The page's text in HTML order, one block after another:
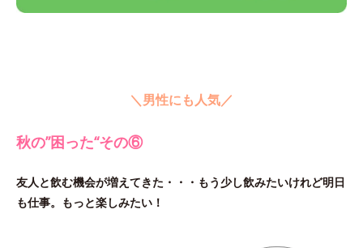
＼男性にも人気／
秋の”困った“その⑥
友人と飲む機会が増えてきた・・・もう少し飲みたいけれど明日
も仕事。もっと楽しみたい！